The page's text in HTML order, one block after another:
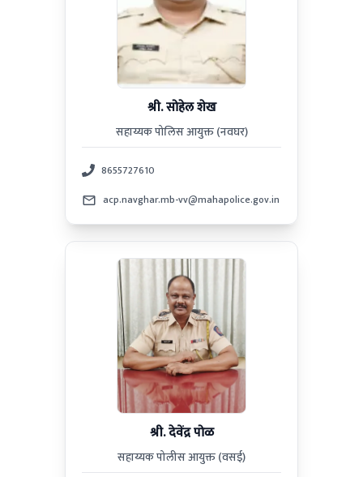
श्री. सोहेल शेख
सहाय्यक पोलिस आयुक्त (नवघर)
8655727610
acp.navghar.mb-vv@mahapolice.gov.in
श्री. देवेंद्र पोळ
सहाय्यक पोलीस आयुक्त (वसई)